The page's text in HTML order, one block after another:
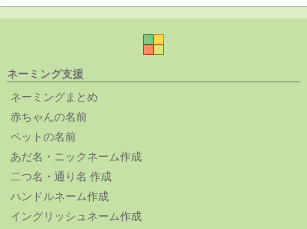
ネーミング支援
ネーミングまとめ
赤ちゃんの名前
ペットの名前
あだ名・ニックネーム作成
二つ名・通り名 作成
ハンドルネーム作成
イングリッシュネーム作成